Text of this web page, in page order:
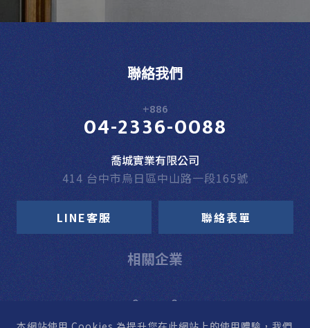
相關企業
聯絡我們
+886
04-2336-0088
喬城實業有限公司
414 台中市烏日區中山路一段165號
LINE客服 聯絡表單